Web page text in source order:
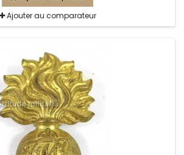
Ajouter au comparateur